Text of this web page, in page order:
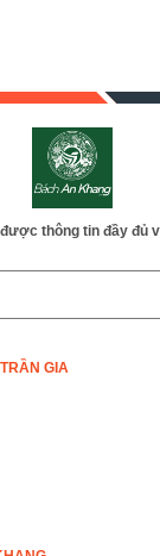
thông tin đầy đủ
GIA